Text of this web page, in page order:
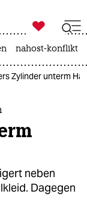

taz zahl ich
nahost-konflikt
Zylinder unterm
neben
Dagegen